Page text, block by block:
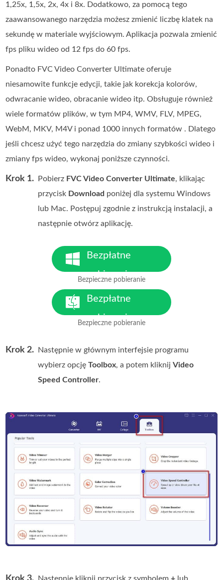
1,25x, 1,5x, 2x, 4x i 8x. Dodatkowo, za pomocą tego
zaawansowanego narzędzia możesz zmienić liczbę klatek na
sekundę w materiale wyjściowym. Aplikacja pozwala zmienić
fps pliku wideo od 12 fps do 60 fps.
Ponadto FVC Video Converter Ultimate oferuje
niesamowite funkcje edycji, takie jak korekcja kolorów,
odwracanie wideo, obracanie wideo itp. Obsługuje również
wiele formatów plików, w tym MP4, WMV, FLV, MPEG,
WebM, MKV, M4V i ponad 1000 innych formatów . Dlatego
jeśli chcesz użyć tego narzędzia do zmiany szybkości wideo i
zmiany fps wideo, wykonaj poniższe czynności.
Krok 1. Pobierz FVC Video Converter Ultimate, klikając
przycisk Download poniżej dla systemu Windows
lub Mac. Postępuj zgodnie z instrukcją instalacji, a
następnie otwórz aplikację.
Bezpłatne
pobieranie
Dla Windows 7 lub nowszego
Bezpieczne pobieranie
Bezpłatne
pobieranie
Dla MacOS 10.7 lub nowszego
Bezpieczne pobieranie
Krok 2.
Następnie w głównym interfejsie programu
wybierz opcjęToolbox, a potem kliknijVideo
Speed Controller.